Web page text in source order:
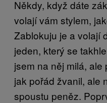
Někdy, když dáte
volají vám stylem,
Zablokuju je a volají
jeden, který se
jsem na něj milá,
jak pořád žvanil, ale
spoustu peněz.